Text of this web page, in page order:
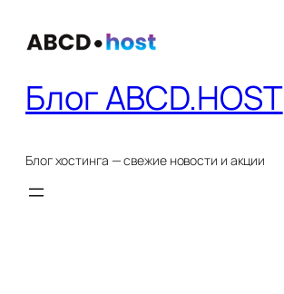
Блог ABCD.HOST
Блог хостинга — свежие новости и акции